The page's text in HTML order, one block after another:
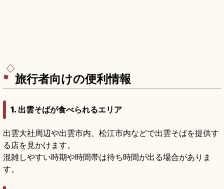
旅行者向けの便利情報
1. 出雲そばが食べられるエリア
出雲大社周辺や出雲市内、松江市内などで出雲そばを提供す
る店を見かけます。
混雑しやすい時期や時間帯は待ち時間が出る場合がありま
す。